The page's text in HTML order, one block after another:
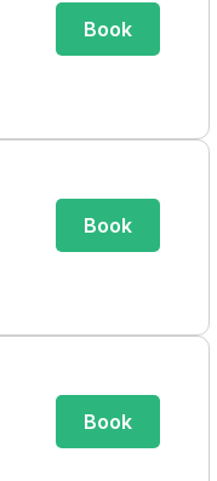
Book
Book
Book